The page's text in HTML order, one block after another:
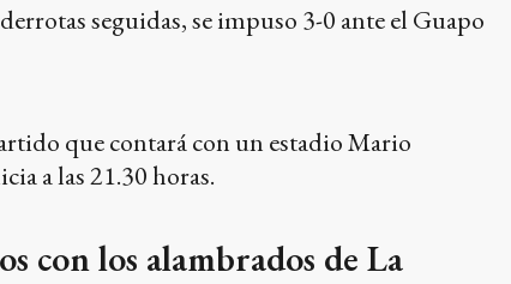
seguidas, se impuso 3-0 ante el Guapo
que contará con un estadio Mario
a las 21.30 horas.
con los alambrados de La